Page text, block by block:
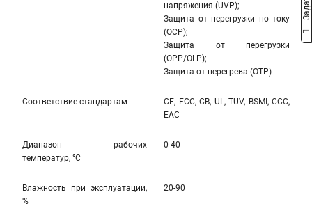
напряжения (UVP);
Защита от перегрузки по току
(OCP);
Защита от перегрузки
(OPP/OLP);
Защита от перегрева (OTP)
Соответствие стандартам
CE, FCC, CB, UL, TUV, BSMI, CCC,
EAC
Диапазон рабочих
температур, °С
0-40
Влажность при эксплуатации,
%
20-90